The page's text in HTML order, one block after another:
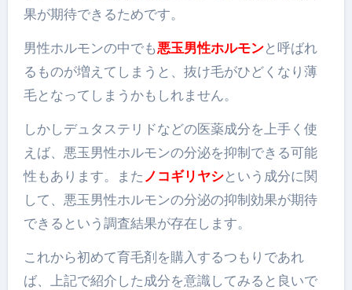
果が期待できるためです。
男性ホルモンの中でも悪玉男性ホルモンと呼ばれ
るものが増えてしまうと、抜け毛がひどくなり薄
毛となってしまうかもしれません。
しかしデュタステリドなどの医薬成分を上手く使
えば、悪玉男性ホルモンの分泌を抑制できる可能
性もあります。またノコギリヤシという成分に関
して、悪玉男性ホルモンの分泌の抑制効果が期待
できるという調査結果が存在します。
これから初めて育毛剤を購入するつもりであれ
ば、上記で紹介した成分を意識してみると良いで